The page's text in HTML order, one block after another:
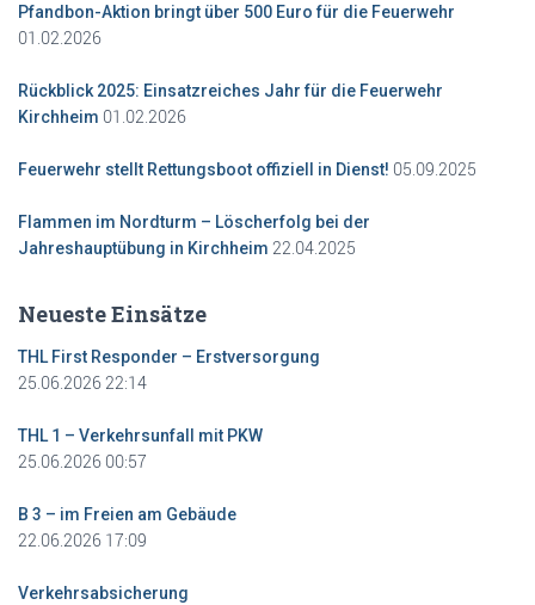
Pfandbon-Aktion bringt über 500 Euro für die Feuerwehr
01.02.2026
Rückblick 2025: Einsatzreiches Jahr für die Feuerwehr
Kirchheim 01.02.2026
Feuerwehr stellt Rettungsboot offiziell in Dienst! 05.09.2025
Flammen im Nordturm – Löscherfolg bei der
Jahreshauptübung in Kirchheim 22.04.2025
Neueste Einsätze
THL First Responder – Erstversorgung
25.06.2026 22:14
THL 1 – Verkehrsunfall mit PKW
25.06.2026 00:57
B 3 – im Freien am Gebäude
22.06.2026 17:09
Verkehrsabsicherung